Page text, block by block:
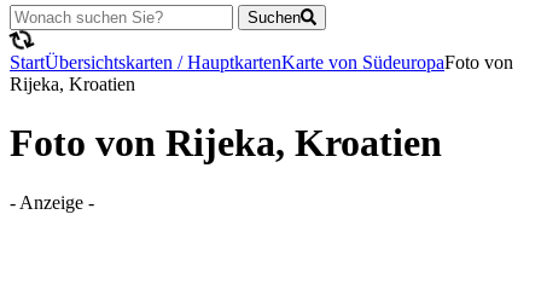
Suchen
Lädt...
StartÜbersichtskarten / HauptkartenKarte von SüdeuropaFoto von
Rijeka, Kroatien
Foto von Rijeka, Kroatien
- Anzeige -